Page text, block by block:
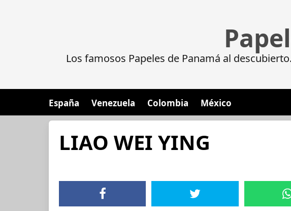
Los famosos Papeles de Panamá al
España Venezuela Colombia México
LIAO WEI YING